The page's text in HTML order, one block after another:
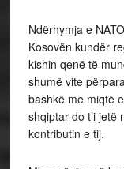
Ndërhymja e
Kosovën kundër
kishin qenë të
shumë vite
bashkë me miqtë
shqiptar do t’i jetë
kontributin e tij.